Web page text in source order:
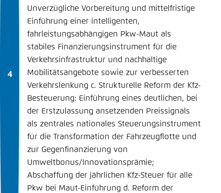
Unverzügliche Vorbereitung und mittelfristige
Einführung einer intelligenten,
fahrleistungsabhängigen Pkw-Maut als
stabiles Finanzierungsinstrument für die
Verkehrsinfrastruktur und nachhaltige
Mobilitätsangebote sowie zur verbesserten
Verkehrslenkung c. Strukturelle Reform der Kfz-
Besteuerung: Einführung eines deutlichen, bei
der Erstzulassung ansetzenden Preissignals
als zentrales nationales Steuerungsinstrument
für die Transformation der Fahrzeugflotte und
zur Gegenfinanzierung von
Umweltbonus/Innovationsprämie;
Abschaffung der jährlichen Kfz-Steuer für alle
Pkw bei Maut-Einführung d. Reform der